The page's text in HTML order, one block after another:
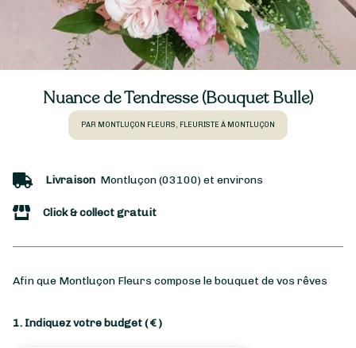
Nuance de Tendresse (Bouquet Bulle)
PAR MONTLUÇON FLEURS, FLEURISTE À MONTLUÇON
Livraison Montluçon (03100) et environs
Click & collect gratuit
Afin que Montluçon Fleurs compose le bouquet de vos rêves
1. Indiquez votre budget( € )